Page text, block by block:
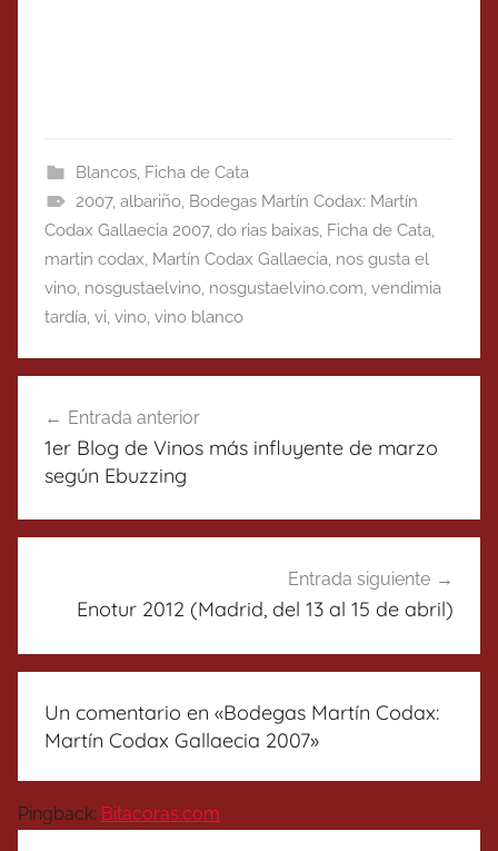
Blancos, Ficha de Cata
2007, albariño, Bodegas Martín Codax: Martín
Codax Gallaecia 2007, do rias baixas, Ficha de Cata,
martin codax, Martín Codax Gallaecia, nos gusta el
vino, nosgustaelvino, nosgustaelvino.com, vendimia
tardía, vi, vino, vino blanco
de
entradas
Entrada anterior
1er Blog de Vinos más influyente de marzo
según Ebuzzing
Entrada siguiente
Enotur 2012 (Madrid, del 13 al 15 de abril)
Un comentario en «Bodegas Martín Codax:
Martín Codax Gallaecia 2007»
Pingback: Bitacoras.com